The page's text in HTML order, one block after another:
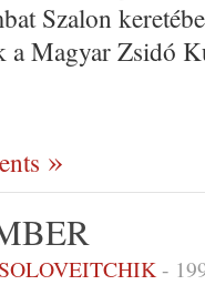
Szalon
a Magyar Zsidó
-